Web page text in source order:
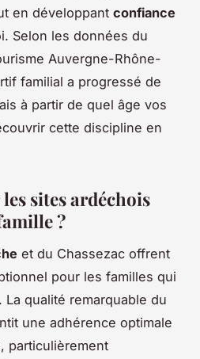
en développant confiance
Selon les données du
Auvergne-Rhône-
familial a progressé de
à partir de quel âge vos
cette discipline en
sites ardéchois
?
et du Chassezac offrent
pour les familles qui
qualité remarquable du
une adhérence optimale
particulièrement